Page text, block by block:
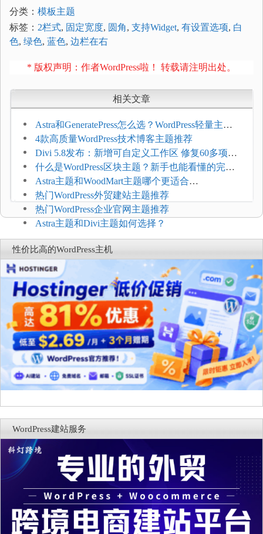
分类： 模板主题
标签： 2栏式, 固定宽度, 圆角, 支持Widget, 有设置选项, 白
色, 绿色, 蓝色, 边栏在右
* 版权声明：作者WordPress啦！ 转载请注明出处。
相关文章
Astra和GeneratePress怎么选？WordPress轻量主题
选型维度
4款高质量WordPress技术博客主题推荐
Divi 5.8发布：新增可自定义工作区 修复60多项问
题
什么是WordPress区块主题？新手也能看懂的完整
介绍
Astra主题和WoodMart主题哪个更适合
WooCommerce
热门WordPress外贸建站主题推荐
热门WordPress企业官网主题推荐
Astra主题和Divi主题如何选择？
性价比高的WordPress主机
WordPress建站服务